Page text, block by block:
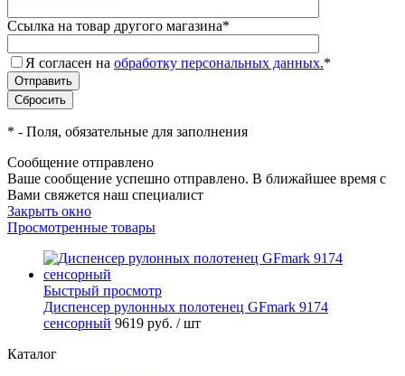
Ссылка на товар другого магазина*
Я согласен на обработку персональных данных.*
* - Поля, обязательные для заполнения
Сообщение отправлено
Ваше сообщение успешно отправлено. В ближайшее время с
Вами свяжется наш специалист
Закрыть окно
Просмотренные товары
Быстрый просмотр
Диспенсер рулонных полотенец GFmark 9174
сенсорный 9619 руб. / шт
Каталог